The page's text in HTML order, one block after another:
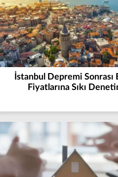
İstanbul Depremi Sonrası
Fiyatlarına Sıkı